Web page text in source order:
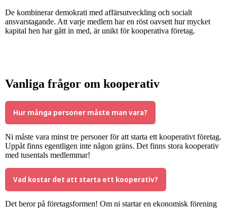
De kombinerar demokrati med affärsutveckling och socialt
ansvarstagande. Att varje medlem har en röst oavsett hur mycket
kapital hen har gått in med, är unikt för kooperativa företag.
Vanliga frågor om kooperativ
Hur många personer måste man vara?
Ni måste vara minst tre personer för att starta ett kooperativt företag.
Uppåt finns egentligen inte någon gräns. Det finns stora kooperativ
med tusentals medlemmar!
Vad kostar det att starta ett kooperativ?
Det beror på företagsformen! Om ni startar en ekonomisk förening